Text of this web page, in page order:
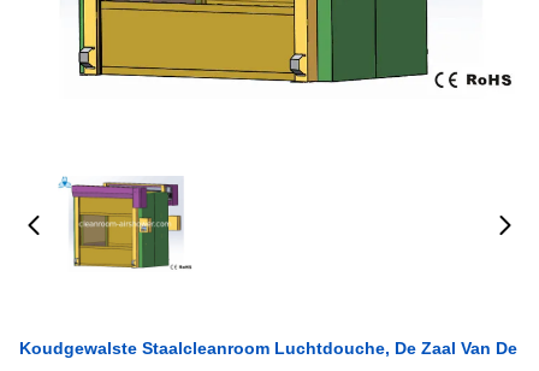
Koudgewalste Staalcleanroom Luchtdouche, De Zaal Van De